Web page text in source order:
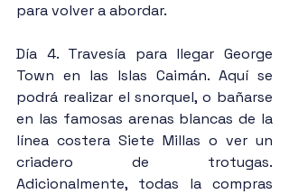
para volver a abordar.
Día 4. Travesía para llegar George
Town en las Islas Caimán. Aquí se
podrá realizar el snorquel, o bañarse
en las famosas arenas blancas de la
línea costera Siete Millas o ver un
criadero de trotugas.
Adicionalmente, todas la compras